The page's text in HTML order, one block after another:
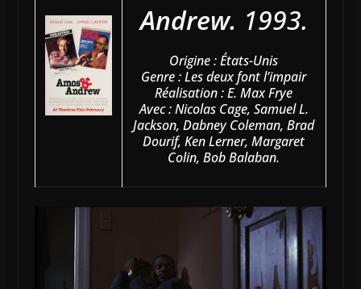
Andrew. 1993.
Origine : États-Unis
Genre : Les deux font l’impair
Réalisation : E. Max Frye
Avec : Nicolas Cage, Samuel L.
Jackson, Dabney Coleman, Brad
Dourif, Ken Lerner, Margaret
Colin, Bob Balaban.